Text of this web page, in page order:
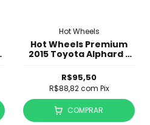
Hot Wheels
Hot Wheels Premium
2015 Toyota Alphard -
R$95,50
R$88,82com Pix
COMPRAR